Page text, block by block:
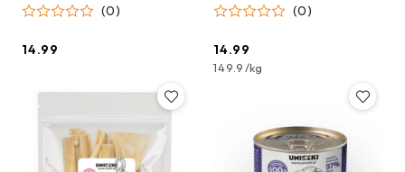
(0)
Cena:
14.99
(0)
Cena:
14.99
149.9/kg